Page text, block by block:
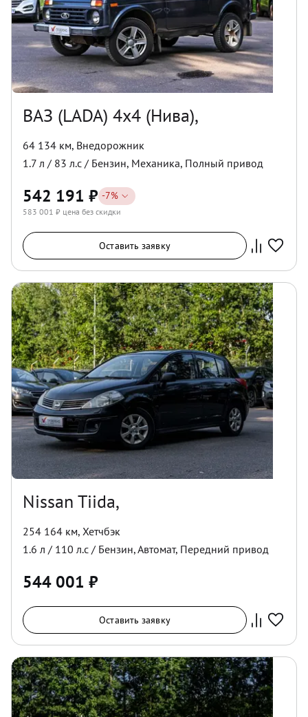
ВАЗ (LADA) 4x4 (Нива),
64 134 км, Внедорожник
1.7 л / 83 л.с / Бензин, Механика, Полный привод
542 191 ₽ -7%
583 001 ₽ цена без скидки
Оставить заявку
Nissan Tiida,
254 164 км, Хетчбэк
1.6 л / 110 л.с / Бензин,Автомат, Передний привод
544 001 ₽
Оставить заявку